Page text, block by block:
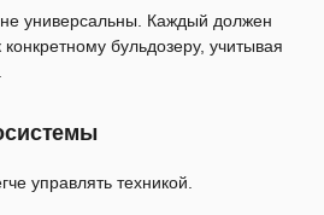
универсальны. Каждый должен
бульдозеру, учитывая
управлять техникой.